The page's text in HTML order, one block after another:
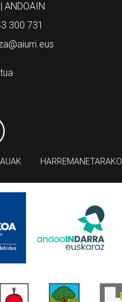
ANDOAIN
300 731
HARREMANETARAKO